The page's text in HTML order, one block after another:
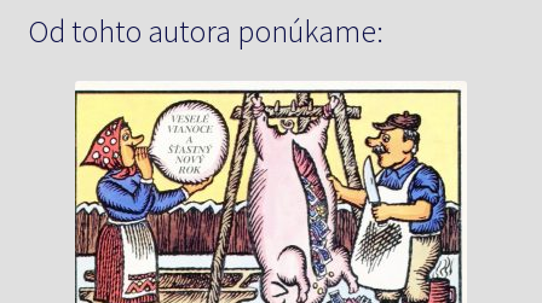
Od tohto autora ponúkame: